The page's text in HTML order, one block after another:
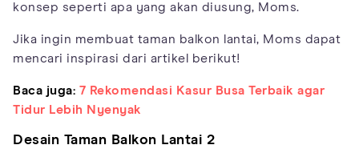
konsep seperti apa yang akan diusung, Moms.
Jika ingin membuat taman balkon lantai, Moms dapat
mencari inspirasi dari artikel berikut!
Baca juga: 7 Rekomendasi Kasur Busa Terbaik agar
Tidur Lebih Nyenyak
Desain Taman Balkon Lantai 2